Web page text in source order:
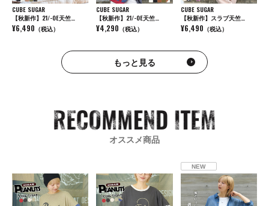
CUBE SUGAR
【秋新作】21/-OE天竺…
¥6,490 （税込）
CUBE SUGAR
【秋新作】21/-OE天竺…
¥4,290 （税込）
CUBE SUGAR
【秋新作】スラブ天竺…
¥6,490 （税込）
もっと見る
オススメ商品
NEW